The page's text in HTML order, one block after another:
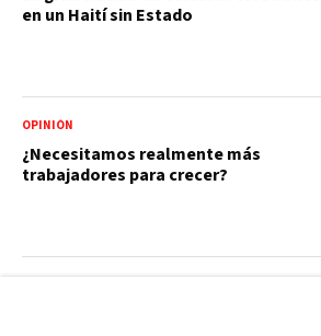
en un Haití sin Estado
OPINIÓN
¿Necesitamos realmente más
trabajadores para crecer?